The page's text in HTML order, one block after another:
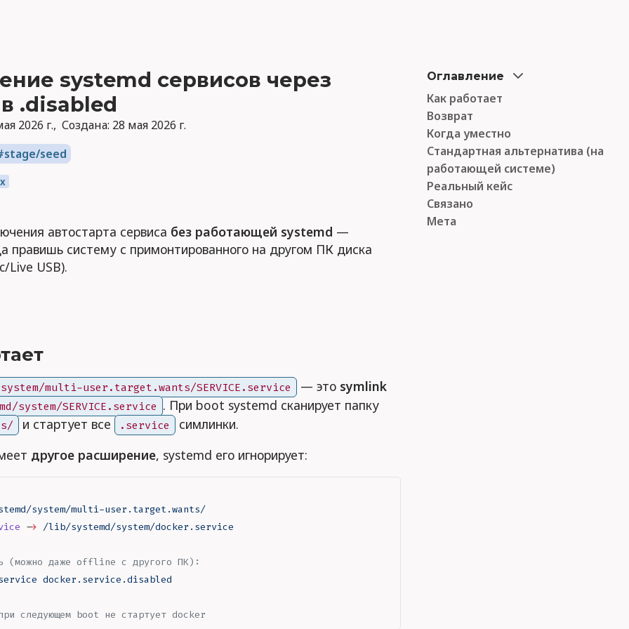
systemd сервисов через
.disabled
2026 г. Создана: 28 мая 2026 г.
stage/seed
автостарта сервиса без работающей systemd —
правишь систему с примонтированного на другом ПК диска
Live USB).
multi-user.target.wants/SERVICE.service — это symlink
system/SERVICE.service . При boot systemd сканирует папку
и стартует все .service симлинки.
другое расширение, systemd его игнорирует:
system/multi-user.target.wants/
-> /lib/systemd/system/docker.service
(можно даже offline с другого ПК):
docker.service.disabled
следующем boot не стартует docker
Оглавление
Как работает
Возврат
Когда уместно
Стандартная альтернатива (на
работающей системе)
Реальный кейс
Связано
Мета